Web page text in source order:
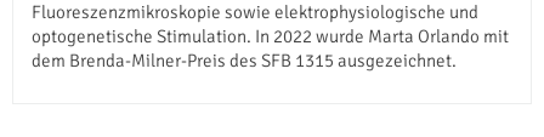
Fluoreszenzmikroskopie sowie elektrophysiologische und
optogenetische Stimulation. In 2022 wurde Marta Orlando mit
dem Brenda-Milner-Preis des SFB 1315 ausgezeichnet.